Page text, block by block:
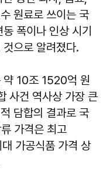
원료로 쓰이는 국
폭이나 인상 시기
으로 알려졌다.
약 10조 1520억 원
사건 역사상 가장 큰
담합의 결과로 국
가격은 최고
가공식품 가격 상